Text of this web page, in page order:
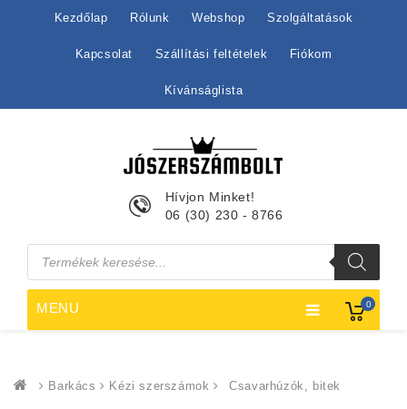
Kezdőlap Rólunk Webshop Szolgáltatások
Kapcsolat Szállítási feltételek Fiókom
Kívánságlista
0
Hívjon Minket!
06 (30) 230 - 8766
Products
search
MENU
Barkács Kézi szerszámok Csavarhúzók, bitek